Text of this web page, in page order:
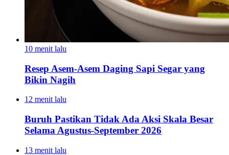
10 menit lalu
Resep Asem-Asem Daging Sapi Segar yang
Bikin Nagih
12 menit lalu
Buruh Pastikan Tidak Ada Aksi Skala Besar
Selama Agustus-September 2026
13 menit lalu